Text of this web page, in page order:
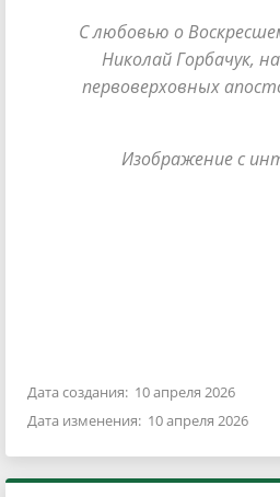
С любовью о
Николай Горбачук,
первоверховных
Изображение с
Дата создания: 10 апреля 2026
Дата изменения: 10 апреля 2026